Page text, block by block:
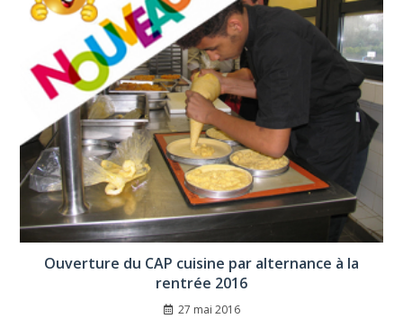
Ouverture du CAP cuisine par alternance à la
rentrée 2016
27 mai 2016